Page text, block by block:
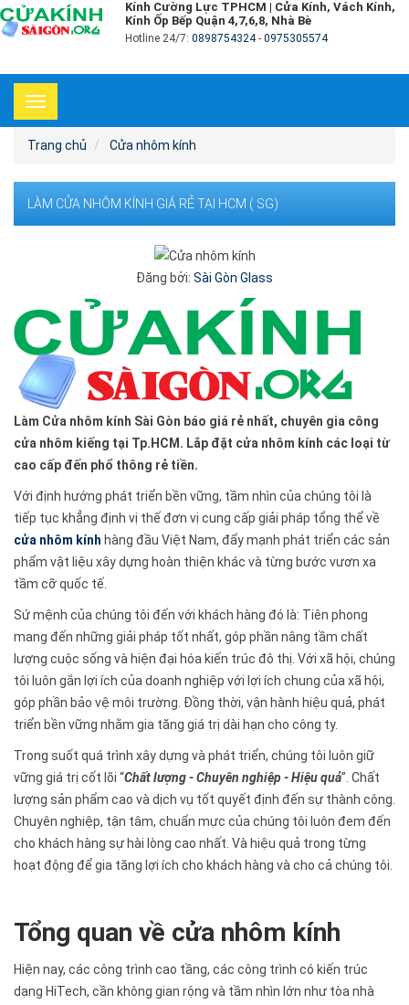
Kính Cường Lực TPHCM | Cửa Kính, Vách Kính,
Kính Ốp Bếp Quận 4,7,6,8, Nhà Bè
Hotline 24/7: 0898754324- 0975305574
Toggle
navigation
Trang chủ
Cửa nhôm kính
LÀM CỬA NHÔM KÍNH GIÁ RẺ TẠI HCM ( SG)
Đăng bởi: Sài Gòn Glass
Làm Cửa nhôm kính Sài Gòn báo giá rẻ nhất, chuyên gia công
cửa nhôm kiếng tại Tp.HCM. Lắp đặt cửa nhôm kính các loại từ
cao cấp đến phổ thông rẻ tiền.
Với định hướng phát triển bền vững, tầm nhìn của chúng tôi là
tiếp tục khẳng định vị thế đơn vị cung cấp giải pháp tổng thể về
cửa nhôm kính hàng đầu Việt Nam, đẩy mạnh phát triển các sản
phẩm vật liệu xây dựng hoàn thiện khác và từng bước vươn xa
tầm cỡ quốc tế.
Sứ mệnh của chúng tôi đến với khách hàng đó là: Tiên phong
mang đến những giải pháp tốt nhất, góp phần nâng tầm chất
lượng cuộc sống và hiện đại hóa kiến trúc đô thị. Với xã hội, chúng
tôi luôn gắn lợi ích của doanh nghiệp với lợi ích chung của xã hội,
góp phần bảo vệ môi trường. Đồng thời, vận hành hiệu quả, phát
triển bền vững nhằm gia tăng giá trị dài hạn cho công ty.
Trong suốt quá trình xây dựng và phát triển, chúng tôi luôn giữ
vững giá trị cốt lõi “Chất lượng - Chuyên nghiệp - Hiệu quả”. Chất
lượng sản phẩm cao và dịch vụ tốt quyết định đến sự thành công.
Chuyên nghiệp, tận tâm, chuẩn mực của chúng tôi luôn đem đến
cho khách hàng sự hài lòng cao nhất. Và hiệu quả trong từng
hoạt động để gia tăng lợi ích cho khách hàng và cho cả chúng tôi.
Tổng quan về cửa nhôm kính
Hiện nay, các công trình cao tầng, các công trình có kiến trúc
dạng HiTech, cần không gian rộng và tầm nhìn lớn như tòa nhà